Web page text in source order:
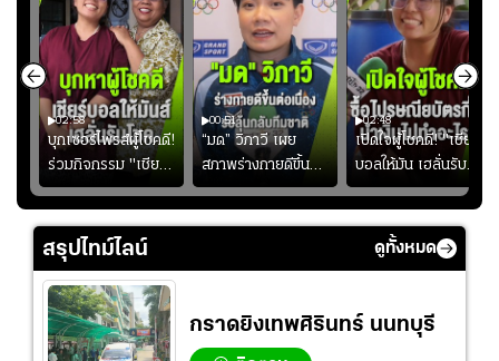
02:58
บุกเซอร์ไพรส์ผู้โชคดี!
ร่วมกิจกรรม "เชียร์
บอลให้มัน เฮลั่นรับ
โชค ทุกที่ทุกเวลา"
00:51
“มด” วิภาวี เผย
สภาพร่างกายดีขึ้น
อย่างต่อเนื่อง พร้อม
พยายามลงสนามให้
02:48
เปิดใจผู้โชคดี! "เชียร์
บอลให้มัน เฮลั่นรับ
โชค ทุกที่ทุกเวลา"
ซื้อไปรษณียบัตรกี่ใบ?
นำเงินไปทำอะไร?
สรุปไทม์ไลน์ ดูทั้งหมด
กราดยิงเทพศิรินทร์ นนทบุรี